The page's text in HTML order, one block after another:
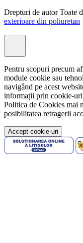
Drepturi de autor Toate
exterioare din poliuretan
Pentru scopuri precum
module cookie sau
navigând pe acest
informații prin cookie-
Politica de Cookies mai
posibilitatea retragerii
Accept cookie-uri